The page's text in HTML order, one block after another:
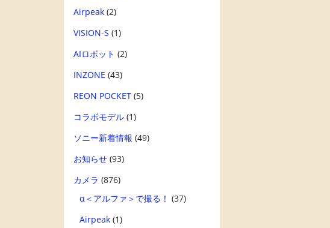
Airpeak(2)
VISION-S (1)
AIロボット (2)
INZONE (43)
REON POCKET(5)
コラボモデル(1)
ソニー新着情報 (49)
お知らせ(93)
カメラ (876)
α＜アルファ＞で撮る！ (37)
Airpeak(1)